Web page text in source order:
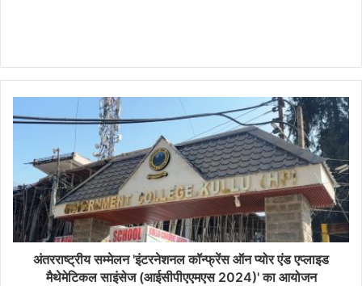
अंतरराष्ट्रीय सम्मेलन 'इंटरनेशनल कॉन्फ्रेंस ऑन प्योर एंड एप्लाइड
मैथेमेटिकल साइंसेज (आईसीपीएएमएस 2024)' का आयोजन